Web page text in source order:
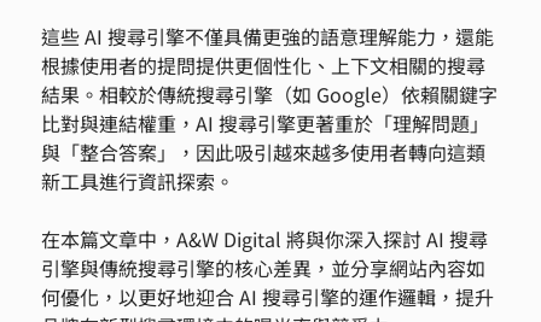
這些 AI 搜尋引擎不僅具備更強的語意理解能力，還能
根據使用者的提問提供更個性化、上下文相關的搜尋
結果。相較於傳統搜尋引擎（如 Google）依賴關鍵字
比對與連結權重，AI 搜尋引擎更著重於「理解問題」
與「整合答案」，因此吸引越來越多使用者轉向這類
新工具進行資訊探索。
在本篇文章中，A&W Digital 將與你深入探討 AI 搜尋
引擎與傳統搜尋引擎的核心差異，並分享網站內容如
何優化，以更好地迎合 AI 搜尋引擎的運作邏輯，提升